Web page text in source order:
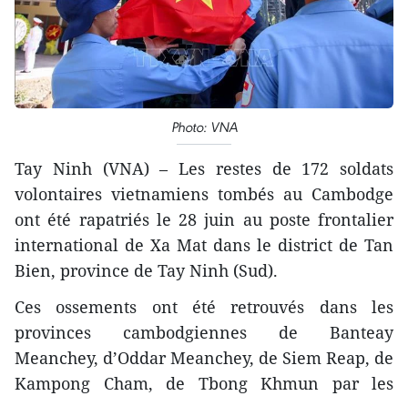
Photo: VNA
Tay Ninh (VNA) – Les restes de 172 soldats
volontaires vietnamiens tombés au Cambodge
ont été rapatriés le 28 juin au poste frontalier
international de Xa Mat dans le district de Tan
Bien, province de Tay Ninh (Sud).
Ces ossements ont été retrouvés dans les
provinces cambodgiennes de Banteay
Meanchey, d’Oddar Meanchey, de Siem Reap, de
Kampong Cham, de Tbong Khmun par les